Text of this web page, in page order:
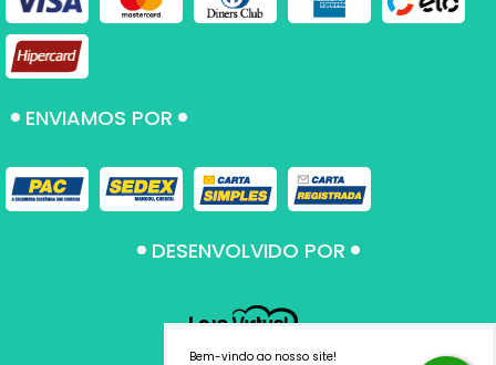
ENVIAMOS POR
DESENVOLVIDO POR
Criar loja virtual
Bem-vindo ao nosso site!